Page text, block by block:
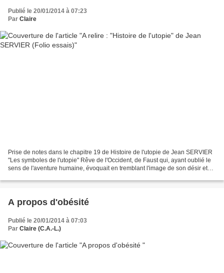
Publié le 20/01/2014 à 07:23
Par Claire
Prise de notes dans le chapitre 19 de Histoire de l'utopie de Jean SERVIER
"Les symboles de l'utopie" Rêve de l'Occident, de Faust qui, ayant oublié le
sens de l'aventure humaine, évoquait en tremblant l'image de son désir et
A propos d'obésité
Publié le 20/01/2014 à 07:03
Par Claire (C.A.-L.)